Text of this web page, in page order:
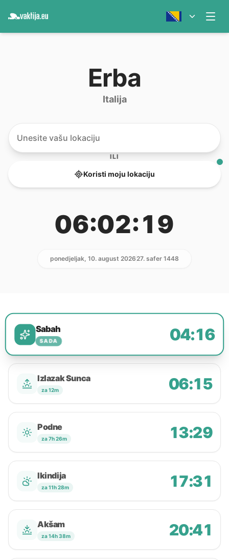
Erba
Italija
ILI
Koristi moju lokaciju
06:02:19
ponedjeljak, 10. august 202627. safer 1448
Sabah
SADA 04:16
Izlazak Sunca
za 12m 06:15
Podne
za 7h 26m 13:29
Ikindija
za 11h 28m 17:31
Akšam
za 14h 38m 20:41